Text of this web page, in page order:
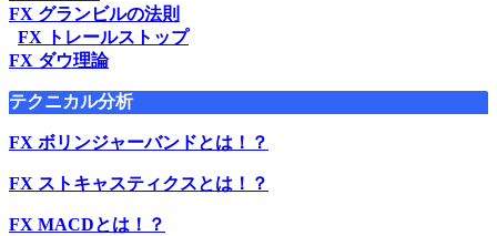
FX グランビルの法則
FX トレールストップ
FX ダウ理論
テクニカル分析
FX ボリンジャーバンドとは！？
FX ストキャスティクスとは！？
FX MACDとは！？